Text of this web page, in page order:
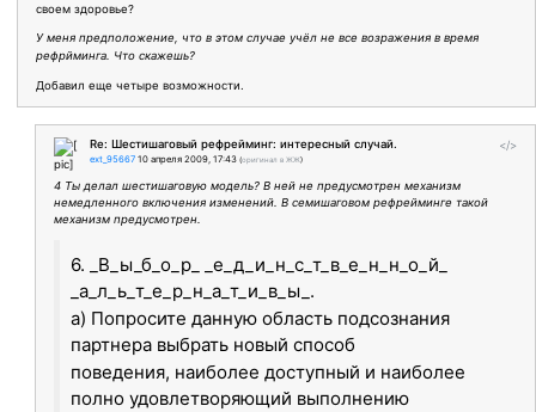
своем здоровье?
У меня предположение, что в этом случае учёл не все возражения в время
рефрйминга. Что скажешь?
Добавил еще четыре возможности.
</>
Re: Шестишаговый рефрейминг: интересный случай.
ext_95667 10 апреля 2009, 17:43 (оригинал в ЖЖ)
4 Ты делал шестишаговую модель? В ней не предусмотрен механизм
немедленного включения изменений. В семишаговом рефрейминге такой
механизм предусмотрен.
6. _В_ы_б_о_р_ _е_д_и_н_с_т_в_е_н_н_о_й_
_а_л_ь_т_е_р_н_а_т_и_в_ы_.
а) Попросите данную область подсознания
партнера выбрать новый способ
поведения, наиболее доступный и наиболее
полно удовлетворяющий выполнению